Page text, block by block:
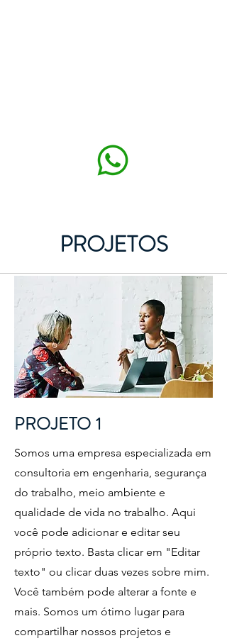
PROJETOS
PROJETO 1
Somos uma empresa especializada em
consultoria em engenharia, segurança
do trabalho, meio ambiente e
qualidade de vida no trabalho. Aqui
você pode adicionar e editar seu
próprio texto. Basta clicar em "Editar
texto" ou clicar duas vezes sobre mim.
Você também pode alterar a fonte e
mais. Somos um ótimo lugar para
compartilhar nossos projetos e